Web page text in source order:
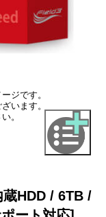
ジです。
います。
。
HDD / 6TB /